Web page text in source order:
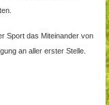
Sport das Miteinander von
an aller erster Stelle.